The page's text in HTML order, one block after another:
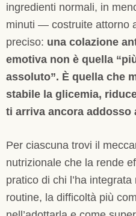
ingredienti normali, in
minuti — costruite attorno
preciso: una colazione
emotiva non è quella
assoluto”. È quella che
stabile la glicemia,
ti arriva ancora addosso
Per ciascuna trovi il
nutrizionale che la rende
pratico di chi l’ha
routine, la difficoltà più